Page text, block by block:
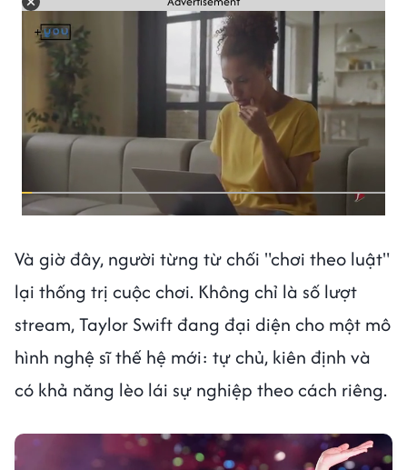
Và giờ đây, người từng từ chối "chơi theo luật"
lại thống trị cuộc chơi. Không chỉ là số lượt
stream, Taylor Swift đang đại diện cho một mô
hình nghệ sĩ thế hệ mới: tự chủ, kiên định và
có khả năng lèo lái sự nghiệp theo cách riêng.